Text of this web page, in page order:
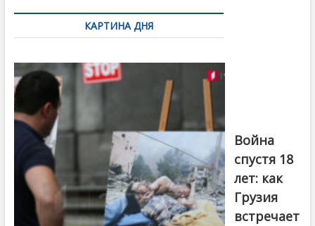
по
записямКАРТИНА ДНЯ
года. Фото:
Первый канал
Война
спустя 18
лет: как
Грузия
встречает